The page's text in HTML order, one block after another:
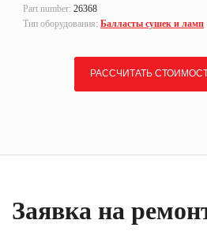
Part number: 26368
Тип оборудования: Балласты сушек и ламп
РАССЧИТАТЬ
Заявка на